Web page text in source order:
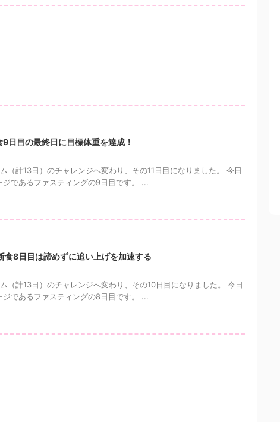
日目の最終日に目標体重を達成！
（計13日）のチャレンジへ変わり、その11日目になりました。 今日
であるファスティングの9日目です。 ...
食8日目は諦めずに追い上げを加速する
（計13日）のチャレンジへ変わり、その10日目になりました。 今日
であるファスティングの8日目です。 ...